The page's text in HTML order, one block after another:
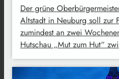
Der grüne
Altstadt in Neuburg soll zur
zumindest an zwei
Hutschau „Mut zum Hut“